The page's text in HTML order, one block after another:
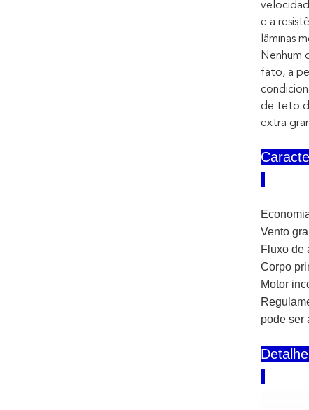
e a
lâminas
Nenhum
fato, a
de teto
extra
Vento
Fluxo de
Corpo
Motor
pode ser